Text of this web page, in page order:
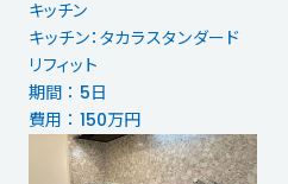
キッチン
キッチン：タカラスタンダード
リフィット
期間 ： 5日
費用 ： 150万円